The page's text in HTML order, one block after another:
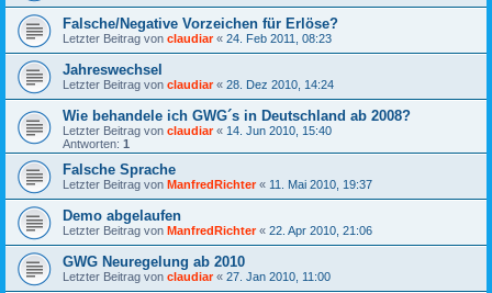
Falsche/Negative Vorzeichen für Erlöse?
Letzter Beitrag von claudiar« 24. Feb 2011, 08:23
Jahreswechsel
Letzter Beitrag von claudiar« 28. Dez 2010, 14:24
Wie behandele ich GWG´s in Deutschland ab 2008?
Letzter Beitrag von claudiar« 14. Jun 2010, 15:40
Antworten: 1
Falsche Sprache
Letzter Beitrag von ManfredRichter« 11. Mai 2010, 19:37
Demo abgelaufen
Letzter Beitrag von ManfredRichter« 22. Apr 2010, 21:06
GWG Neuregelung ab 2010
Letzter Beitrag von claudiar« 27. Jan 2010, 11:00